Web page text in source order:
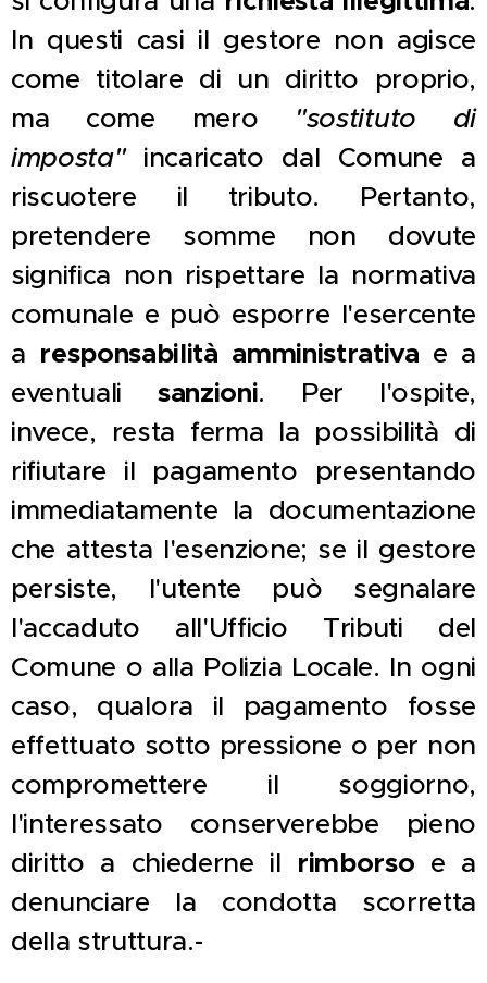
In questi casi il gestore non agisce
come titolare di un diritto proprio,
ma come mero "sostituto di
imposta"incaricato dal Comune a
riscuotere il tributo. Pertanto,
pretendere somme non dovute
significa non rispettare la normativa
comunale e può esporre l'esercente
a responsabilità amministrativa e a
eventuali sanzioni. Per l'ospite,
invece, resta ferma la possibilità di
rifiutare il pagamento presentando
immediatamente la documentazione
che attesta l'esenzione; se il gestore
persiste, l'utente può segnalare
l'accaduto all'Ufficio Tributi del
Comune o alla Polizia Locale. In ogni
caso, qualora il pagamento fosse
effettuato sotto pressione o per non
compromettere il soggiorno,
l'interessato conserverebbe pieno
diritto a chiederne il rimborso e a
denunciare la condotta scorretta
della struttura.-